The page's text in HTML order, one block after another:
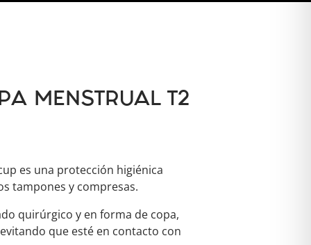
MENSTRUAL T2
es una protección higiénica
tampones y compresas.
quirúrgico y en forma de copa,
que esté en contacto con